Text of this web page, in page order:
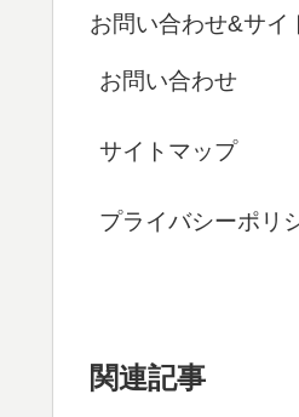
お問い合わせ&サイ
お問い合わせ
サイトマップ
プライバシーポリ
関連記事